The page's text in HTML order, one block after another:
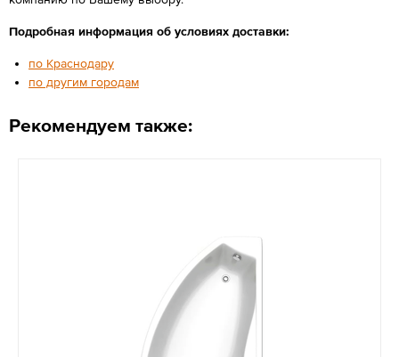
Подробная информация об условиях доставки:
по Краснодару
по другим городам
Рекомендуем также: